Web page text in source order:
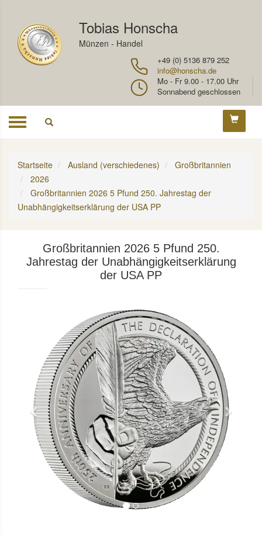
Tobias Honscha
Münzen - Handel
+49 (0) 5136 879 252
info@honscha.de
Mo - Fr 9.00 - 17.00 Uhr
Sonnabend geschlossen
Toggle
Startseite Ausland (verschiedenes)
Großbritannien
2026
Großbritannien 2026 5 Pfund 250. Jahrestag der
Unabhängigkeitserklärung der USA PP
Großbritannien 2026 5 Pfund 250.
Jahrestag der Unabhängigkeitserklärung
der USA PP
Previous Next